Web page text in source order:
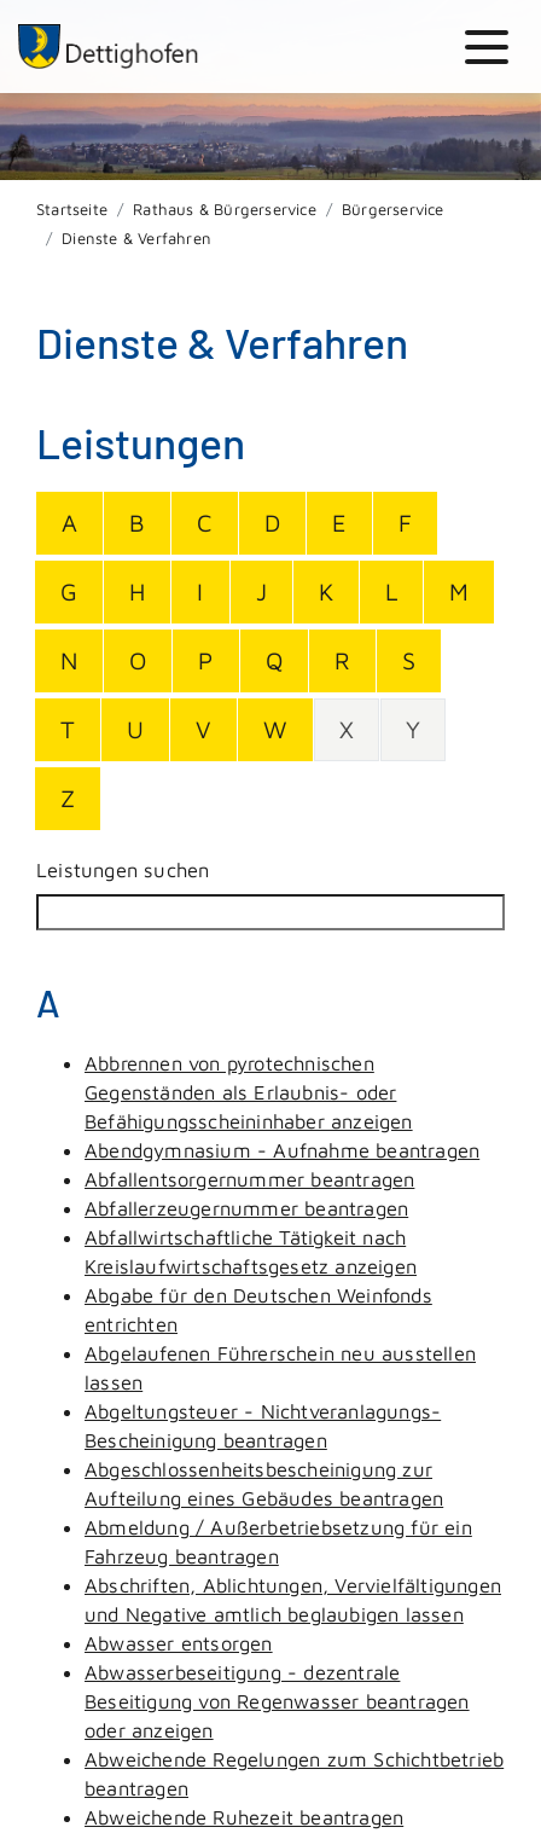
Startseite Rathaus & Bürgerservice
Bürgerservice
Dienste & Verfahren
Dienste & Verfahren
Leistungen
A B C D E F
G H I J K L M
N O P Q R S
T U V W X Y
Z
Leistungen suchen
A
Abbrennen von pyrotechnischen
Gegenständen als Erlaubnis- oder
Befähigungsscheininhaber anzeigen
Abendgymnasium - Aufnahme beantragen
Abfallentsorgernummer beantragen
Abfallerzeugernummer beantragen
Abfallwirtschaftliche Tätigkeit nach
Kreislaufwirtschaftsgesetz anzeigen
Abgabe für den Deutschen Weinfonds
entrichten
Abgelaufenen Führerschein neu ausstellen
lassen
Abgeltungsteuer - Nichtveranlagungs-
Bescheinigung beantragen
Abgeschlossenheitsbescheinigung zur
Aufteilung eines Gebäudes beantragen
Abmeldung / Außerbetriebsetzung für ein
Fahrzeug beantragen
Abschriften, Ablichtungen, Vervielfältigungen
und Negative amtlich beglaubigen lassen
Abwasser entsorgen
Abwasserbeseitigung - dezentrale
Beseitigung von Regenwasser beantragen
oder anzeigen
Abweichende Regelungen zum Schichtbetrieb
beantragen
Abweichende Ruhezeit beantragen